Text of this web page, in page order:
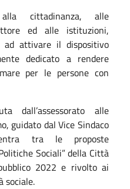
alla cittadinanza, alle
ed alle istituzioni,
ad attivare il dispositivo
dedicato a rendere
per le persone con
dall’assessorato alle
guidato dal Vice Sindaco
tra le proposte
Sociali” della Città
2022 e rivolto ai
sociale.